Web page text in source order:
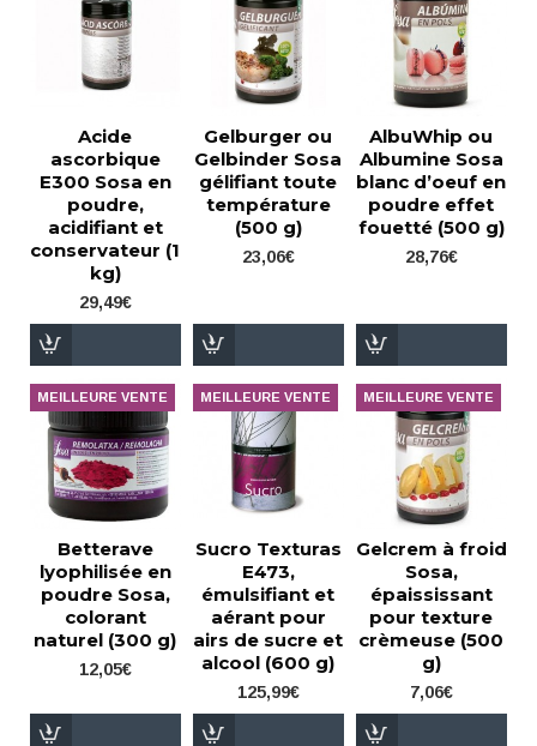
Acide
ascorbique
E300 Sosa en
poudre,
acidifiant et
conservateur (1
kg)
29,49€
Gelburger ou
Gelbinder Sosa
gélifiant toute
température
(500 g)
23,06€
AlbuWhip ou
Albumine Sosa
blanc d’oeuf en
poudre effet
fouetté (500 g)
28,76€
MEILLEURE VENTE
Betterave
lyophilisée en
poudre Sosa,
colorant
naturel (300 g)
12,05€
MEILLEURE VENTE
Sucro Texturas
E473,
émulsifiant et
aérant pour
airs de sucre et
alcool (600 g)
125,99€
MEILLEURE VENTE
Gelcrem à froid
Sosa,
épaississant
pour texture
crèmeuse (500
g)
7,06€